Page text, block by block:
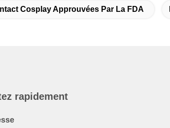
Cosplay Approuvées Par La FDA
rapidement